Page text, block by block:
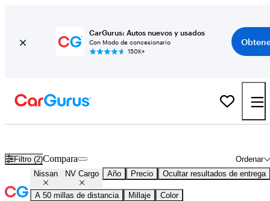
CarGurus: Autos nuevos y usados
Con Modo de concesionario
150K+
Filtro (2) Ordenar
Compara
Nissan NV Cargo Año Precio Ocultar resultados de entrega
A 50 millas de distancia Millaje
Color